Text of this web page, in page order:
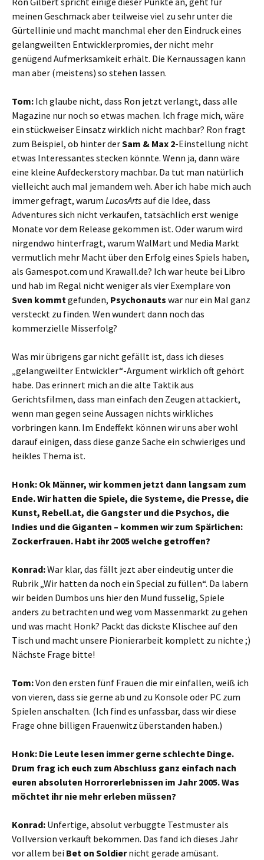
meinen Geschmack aber teilweise viel zu sehr unter die
Gürtellinie und macht manchmal eher den Eindruck eines
gelangweilten Entwicklerpromies, der nicht mehr
genügend Aufmerksamkeit erhält. Die Kernaussagen kann
man aber (meistens) so stehen lassen.
Tom: Ich glaube nicht, dass Ron jetzt verlangt, dass alle
Magazine nur noch so etwas machen. Ich frage mich, wäre
ein stückweiser Einsatz wirklich nicht machbar? Ron fragt
zum Beispiel, ob hinter derSam & Max 2-Einstellung nicht
etwas Interessantes stecken könnte. Wenn ja, dann wäre
eine kleine Aufdeckerstory machbar. Da tut man natürlich
vielleicht auch mal jemandem weh. Aber ich habe mich auch
immer gefragt, warum LucasArtsauf die Idee, dass
Adventures sich nicht verkaufen, tatsächlich erst wenige
Monate vor dem Release gekommen ist. Oder warum wird
nirgendwo hinterfragt, warum WalMart und Media Markt
vermutlich mehr Macht über den Erfolg eines Spiels haben,
als Gamespot.com und Krawall.de? Ich war heute bei Libro
und hab im Regal nicht weniger als vier Exemplare von
Sven kommtgefunden, Psychonauts war nur ein Mal ganz
versteckt zu finden. Wen wundert dann noch das
kommerzielle Misserfolg?
Was mir übrigens gar nicht gefällt ist, dass ich dieses
„gelangweilter Entwickler“-Argument wirklich oft gehört
habe. Das erinnert mich an die alte Taktik aus
Gerichtsfilmen, dass man einfach den Zeugen attackiert,
wenn man gegen seine Aussagen nichts wirkliches
vorbringen kann. Im Endeffekt können wir uns aber wohl
darauf einigen, dass diese ganze Sache ein schwieriges und
heikles Thema ist.
Honk: Ok Männer, wir kommen jetzt dann langsam zum
Ende. Wir hatten die Spiele, die Systeme, die Presse, die
Kunst, Rebell.at, die Gangster und die Psychos, die
Indies und die Giganten – kommen wir zum Spärlichen:
Zockerfrauen. Habt ihr 2005 welche getroffen?
Konrad:War klar, das fällt jezt aber eindeutig unter die
Rubrik „Wir hatten da noch ein Special zu füllen“. Da labern
wir beiden Dumbos uns hier den Mund fusselig, Spiele
anders zu betrachten und weg vom Massenmarkt zu gehen
und was macht Honk? Packt das dickste Klischee auf den
Tisch und macht unsere Pionierarbeit komplett zu nichte ;)
Nächste Frage bitte!
Tom:Von den ersten fünf Frauen die mir einfallen, weiß ich
von vieren, dass sie gerne ab und zu Konsole oder PC zum
Spielen anschalten. (Ich find es unfassbar, dass wir diese
Frage ohne billigen Frauenwitz überstanden haben.)
Honk: Die Leute lesen immer gerne schlechte Dinge.
Drum frag ich euch zum Abschluss ganz einfach nach
euren absoluten Horrorerlebnissen im Jahr 2005. Was
möchtet ihr nie mehr erleben müssen?
Konrad: Unfertige, absolut verbuggte Testmuster als
Vollversion verkauft bekommen. Das fand ich dieses Jahr
vor allem bei Bet on Soldiernicht gerade amüsant.